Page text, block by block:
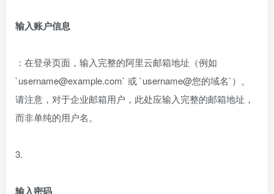
输入账户信息
：在登录页面，输入完整的阿里云邮箱地址（例如
`username@example.com` 或 `username@您的域名`）。
请注意，对于企业邮箱用户，此处应输入完整的邮箱地址，
而非单纯的用户名。
3.
输入密码